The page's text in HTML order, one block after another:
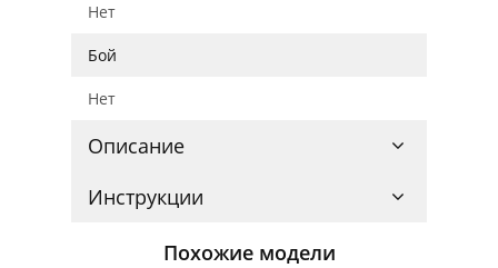
Нет
Бой
Нет
Описание
Инструкции
Похожие модели